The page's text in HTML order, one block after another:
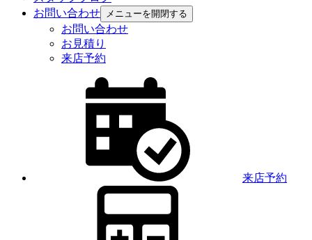
お問い合わせ
メニューを開閉する
お問い合わせ
お見積り
来店予約
来店予約